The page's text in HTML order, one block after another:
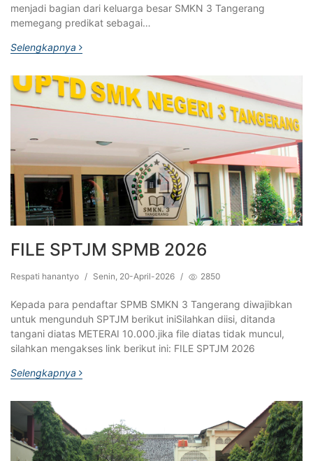
menjadi bagian dari keluarga besar SMKN 3 Tangerang
memegang predikat sebagai…
Selengkapnya
FILE SPTJM SPMB 2026
Respati hanantyo / Senin, 20-April-2026 / 2850
Kepada para pendaftar SPMB SMKN 3 Tangerang diwajibkan
untuk mengunduh SPTJM berikut iniSilahkan diisi, ditanda
tangani diatas METERAI 10.000.jika file diatas tidak muncul,
silahkan mengakses link berikut ini: FILE SPTJM 2026
Selengkapnya